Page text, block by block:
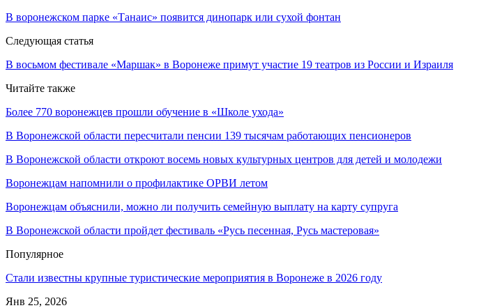
В воронежском парке «Танаис» появится динопарк или сухой фонтан
Следующая статья
В восьмом фестивале «Маршак» в Воронеже примут участие 19 театров из России и Израиля
Читайте также
Более 770 воронежцев прошли обучение в «Школе ухода»
В Воронежской области пересчитали пенсии 139 тысячам работающих пенсионеров
В Воронежской области откроют восемь новых культурных центров для детей и молодежи
Воронежцам напомнили о профилактике ОРВИ летом
Воронежцам объяснили, можно ли получить семейную выплату на карту супруга
В Воронежской области пройдет фестиваль «Русь песенная, Русь мастеровая»
Популярное
Стали известны крупные туристические мероприятия в Воронеже в 2026 году
Янв 25, 2026